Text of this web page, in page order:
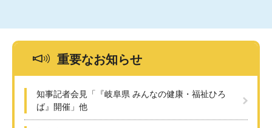
重要なお知らせ
知事記者会見「『岐阜県 みんなの健康・福祉ひろ
ば』開催」他